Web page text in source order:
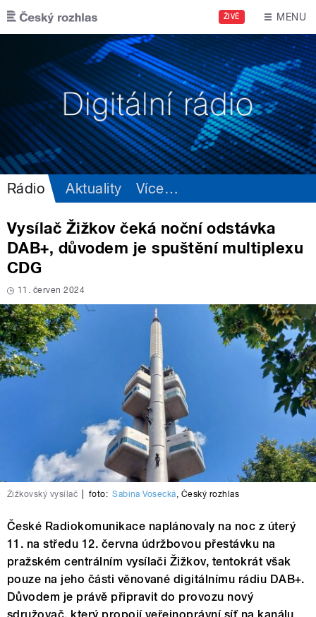
Přejít k hlavnímu obsahu
ŽIVĚ MENU
Rádio Aktuality Více…
Vysílač Žižkov čeká noční odstávka
DAB+, důvodem je spuštění multiplexu
CDG
11. červen 2024
Žižkovský vysílač foto: Sabina Vosecká, Český rozhlas
České Radiokomunikace naplánovaly na noc z úterý
11. na středu 12. června údržbovou přestávku na
pražském centrálním vysílači Žižkov, tentokrát však
pouze na jeho části věnované digitálnímu rádiu DAB+.
Důvodem je právě připravit do provozu nový